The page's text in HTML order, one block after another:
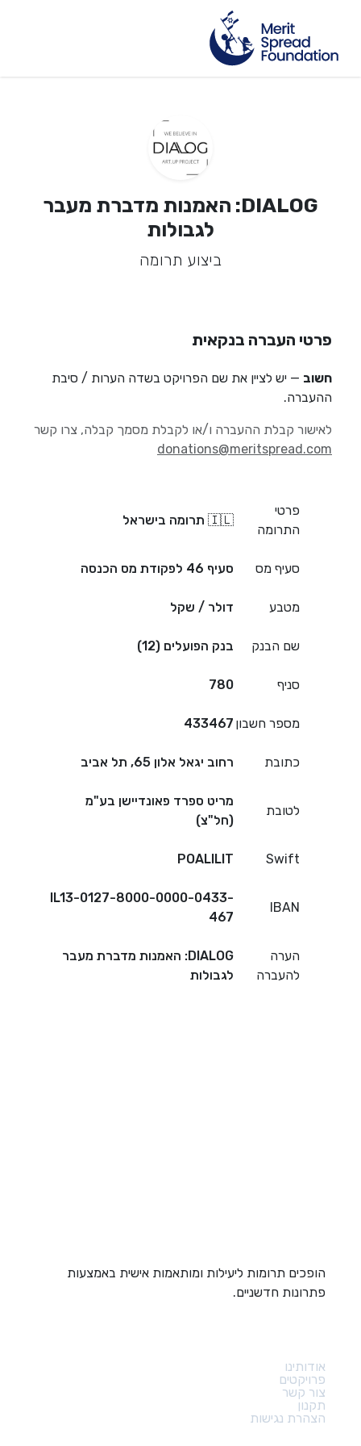
DIALOG: האמנות מדברת מעבר
לגבולות
ביצוע תרומה
פרטי העברה בנקאית
חשוב — יש לציין את שם הפרויקט בשדה הערות / סיבת
ההעברה.
לאישור קבלת ההעברה ו/או לקבלת מסמך קבלה, צרו קשר
donations@meritspread.com
פרטי
התרומה
🇮🇱 תרומה בישראל
סעיף מס סעיף 46 לפקודת מס הכנסה
מטבע דולר / שקל
שם הבנק בנק הפועלים (12)
סניף 780
מספר חשבון 433467
כתובת רחוב יגאל אלון 65, תל אביב
לטובת
מריט ספרד פאונדיישן בע"מ
(חל"צ)
Swift
POALILIT
IBAN
IL13-0127-8000-0000-0433-
467
הערה
להעברה
DIALOG: האמנות מדברת מעבר
לגבולות
הופכים תרומות ליעילות ומותאמות אישית באמצעות
פתרונות חדשניים.
אודותינו
פרויקטים
צור קשר
תקנון
הצהרת נגישות